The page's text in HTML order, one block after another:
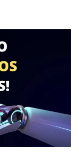
？
高のPC用テ